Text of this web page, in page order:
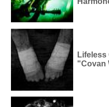
Lifeless
"Covan